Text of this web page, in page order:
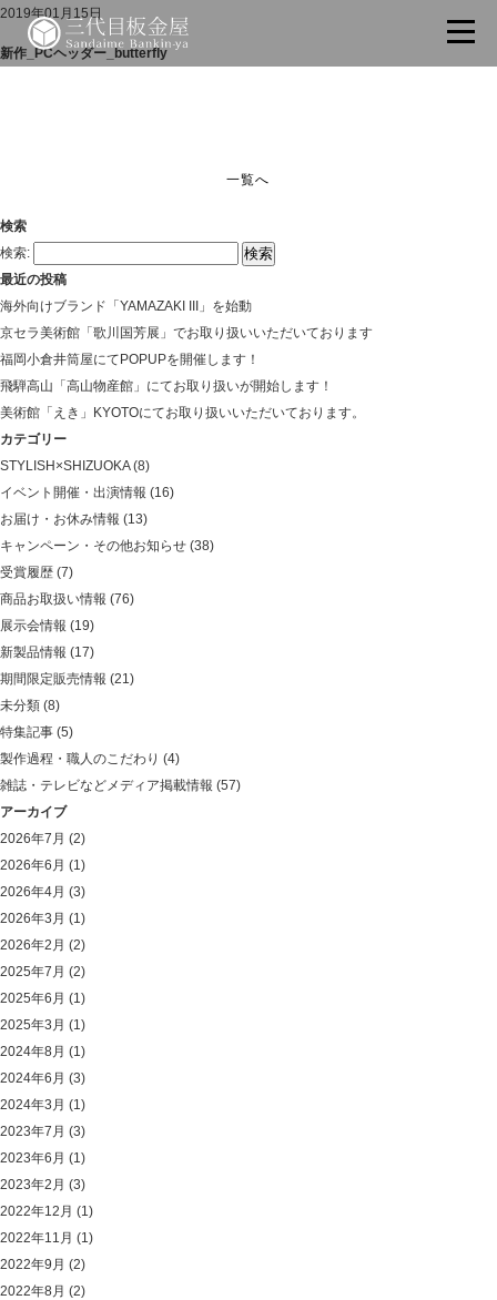
2019年01月15日
新作_PCヘッダー_butterfly
一覧へ
検索
検索:
最近の投稿
海外向けブランド「YAMAZAKI III」を始動
京セラ美術館「歌川国芳展」でお取り扱いいただいております
福岡小倉井筒屋にてPOPUPを開催します！
飛騨高山「高山物産館」にてお取り扱いが開始します！
美術館「えき」KYOTOにてお取り扱いいただいております。
カテゴリー
STYLISH×SHIZUOKA(8)
イベント開催・出演情報 (16)
お届け・お休み情報 (13)
キャンペーン・その他お知らせ (38)
受賞履歴 (7)
商品お取扱い情報 (76)
展示会情報 (19)
新製品情報 (17)
期間限定販売情報 (21)
未分類 (8)
特集記事 (5)
製作過程・職人のこだわり (4)
雑誌・テレビなどメディア掲載情報 (57)
アーカイブ
2026年7月 (2)
2026年6月 (1)
2026年4月 (3)
2026年3月 (1)
2026年2月 (2)
2025年7月 (2)
2025年6月 (1)
2025年3月 (1)
2024年8月 (1)
2024年6月 (3)
2024年3月 (1)
2023年7月 (3)
2023年6月 (1)
2023年2月 (3)
2022年12月 (1)
2022年11月 (1)
2022年9月 (2)
2022年8月 (2)